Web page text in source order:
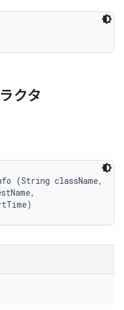
クタ
(String className,